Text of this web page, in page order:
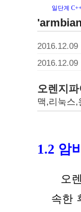
일단계
2016.12.09
2016.12.09
오렌지
맥,리눅스,
1.2 암
오
속한